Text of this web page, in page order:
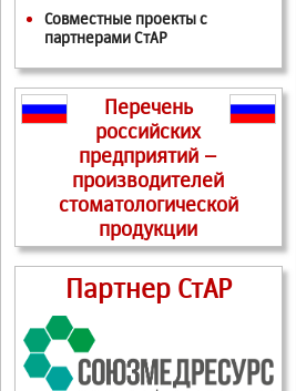
Совместные проекты с
партнерами СтАР
Перечень
российских
предприятий –
производителей
стоматологической
продукции
Партнер СтАР